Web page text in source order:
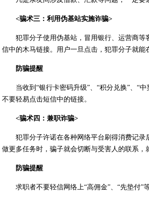
<骗术三：利用伪基站实施诈骗>
犯罪分子使用伪基站，冒用银行、运营商
信中的木马链接。用户一旦点击，犯罪分子就能
防骗提醒
当收到“银行卡密码升级”、“积分兑换”、“
不要轻易点击短信中的链接。
<骗术四：兼职诈骗>
犯罪分子许诺在各种网络平台刷得消费记
做更多任务时，骗子就会切断与受害人的联系，
防骗提醒
求职者不要轻信网络上“高佣金”、“先垫付”